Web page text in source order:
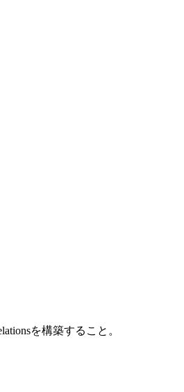
を構築すること。